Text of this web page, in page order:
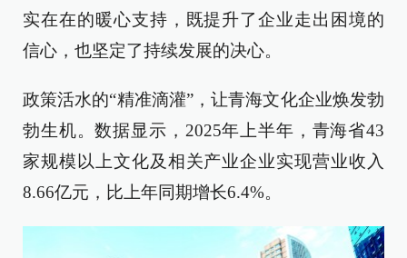
实在在的暖心支持，既提升了企业走出困境的
信心，也坚定了持续发展的决心。
政策活水的“精准滴灌”，让青海文化企业焕发勃
勃生机。数据显示，2025年上半年，青海省43
家规模以上文化及相关产业企业实现营业收入
8.66亿元，比上年同期增长6.4%。